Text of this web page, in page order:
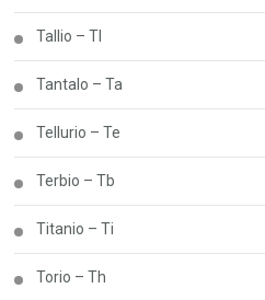
Tallio – Tl
Tantalo – Ta
Tellurio – Te
Terbio – Tb
Titanio – Ti
Torio – Th